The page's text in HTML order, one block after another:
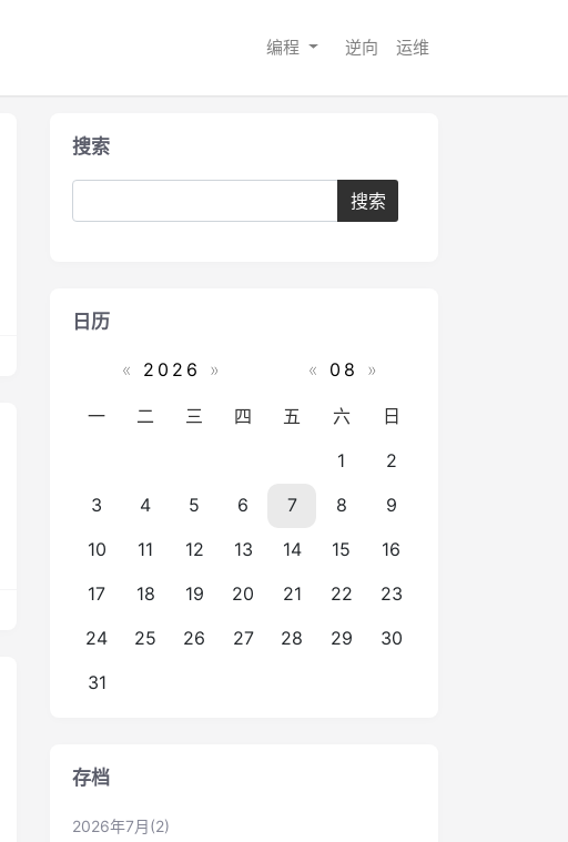
编程 逆向 运维
搜索
日历
« 2026 » « 08 »
一 二 三 四 五 六
日
1
2
3
4 5 6 7 8
9
10
11 12 13 14 15
16
17
18 19 20 21 22
23
24
25 26 27 28 29
30
31
存档
2026年7月(2)